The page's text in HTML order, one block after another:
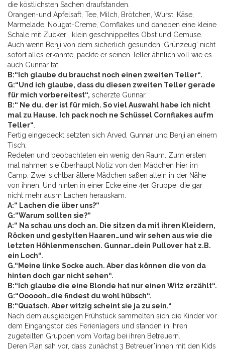
die köstlichsten Sachen draufstanden.
Orangen-und Apfelsaft, Tee, Milch, Brötchen, Wurst, Käse,
Marmelade, Nougat-Creme, Cornflakes und daneben eine kleine
Schale mit Zucker , klein geschnippeltes Obst und Gemüse.
Auch wenn Benji von dem sicherlich gesunden ‚Grünzeug‘ nicht
sofort alles erkannte, packte er seinen Teller ähnlich voll wie es
auch Gunnar tat.
B:“Ich glaube du brauchst noch einen zweiten Teller“.
G:“Und ich glaube, dass du diesen zweiten Teller gerade
für mich vorbereitest“, scherzte Gunnar.
B:“ Ne du. der ist für mich. So viel Auswahl habe ich nicht
mal zu Hause. Ich pack noch ne Schüssel Cornflakes aufm
Teller“.
Fertig eingedeckt setzten sich Arved, Gunnar und Benji an einem
Tisch;
Redeten und beobachteten ein wenig den Raum. Zum ersten
mal nahmen sie überhaupt Notiz von den Mädchen hier im
Camp. Zwei sichtbar ältere Mädchen saßen allein in der Nähe
von ihnen. Und hinten in einer Ecke eine 4er Gruppe, die gar
nicht mehr ausm Lachen herauskam.
A:“ Lachen die über uns?“
G:“Warum sollten sie?“
A:“ Na schau uns doch an. Die sitzen da mit ihren Kleidern,
Röcken und gestylten Haaren…und wir sehen aus wie die
letzten Höhlenmenschen. Gunnar…dein Pullover hat z.B.
ein Loch“.
G.“Meine linke Socke auch. Aber das können die von da
hinten doch gar nicht sehen“.
B:“Ich glaube die eine Blonde hat nur einen Witz erzählt“.
G:“Oooooh…die findest du wohl hübsch“.
B:“Quatsch. Aber witzig scheint sie ja zu sein.“
Nach dem ausgiebigen Frühstück sammelten sich die Kinder vor
dem Eingangstor des Ferienlagers und standen in ihren
zugeteilten Gruppen vom Vortag bei ihren Betreuern.
Deren Plan sah vor, dass zunächst 3 Betreuer*innen mit den Kids